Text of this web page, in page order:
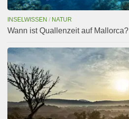
INSELWISSEN / NATUR
Wann ist Quallenzeit auf Mallorca?